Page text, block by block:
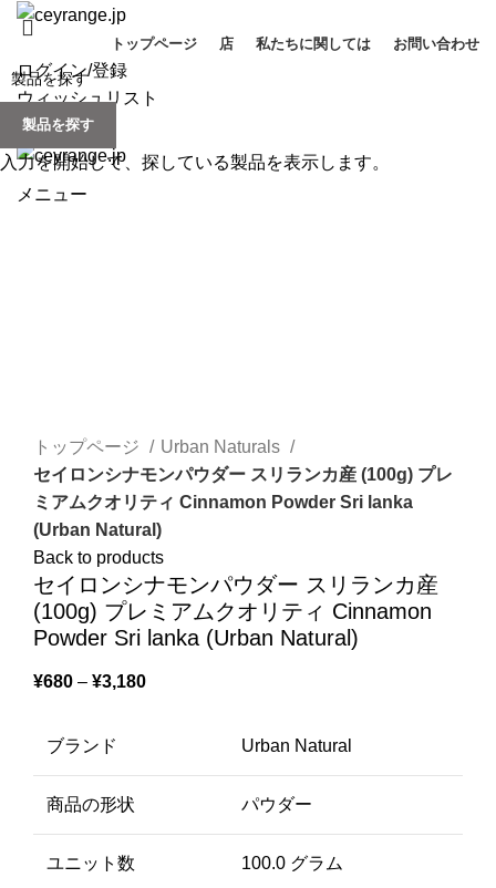
トップページ 店 私たちに関しては お問い合わせ
ログイン/登録
ウィッシュリスト
0items / ¥
メニュー
トップページ
Urban Naturals
セイロンシナモンパウダー スリランカ産 (100g) プレ
ミアムクオリティ Cinnamon Powder Sri lanka
(‎Urban Natural)
Back to products
セイロンシナモンパウダー スリランカ産
(100g) プレミアムクオリティ Cinnamon
Powder Sri lanka (‎Urban Natural)
¥680 – ¥3,180
ブランド Urban Natural
商品の形状 パウダー
ユニット数 100.0 グラム
製品を探す
入力を開始して、探している製品を表示します。